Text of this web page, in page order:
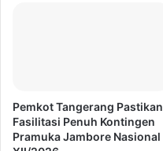
Pemkot Tangerang Pastikan
Fasilitasi Penuh Kontingen
Pramuka Jambore Nasional